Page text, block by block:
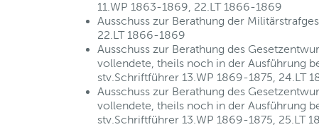
11.WP 1863-1869, 22.LT 1866-1869
Ausschuss zur Berathung der
22.LT 1866-1869
Ausschuss zur Berathung des
vollendete, theils noch in der Ausführung
stv.Schriftführer 13.WP 1869-1875, 24.LT
Ausschuss zur Berathung des
vollendete, theils noch in der Ausführung
stv.Schriftführer 13.WP 1869-1875, 25.LT